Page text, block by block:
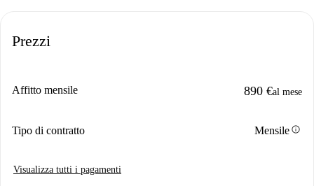
Prezzi
Affitto mensile 890 €al mese
Tipo di contratto Mensileinfo
Visualizza tutti i pagamenti